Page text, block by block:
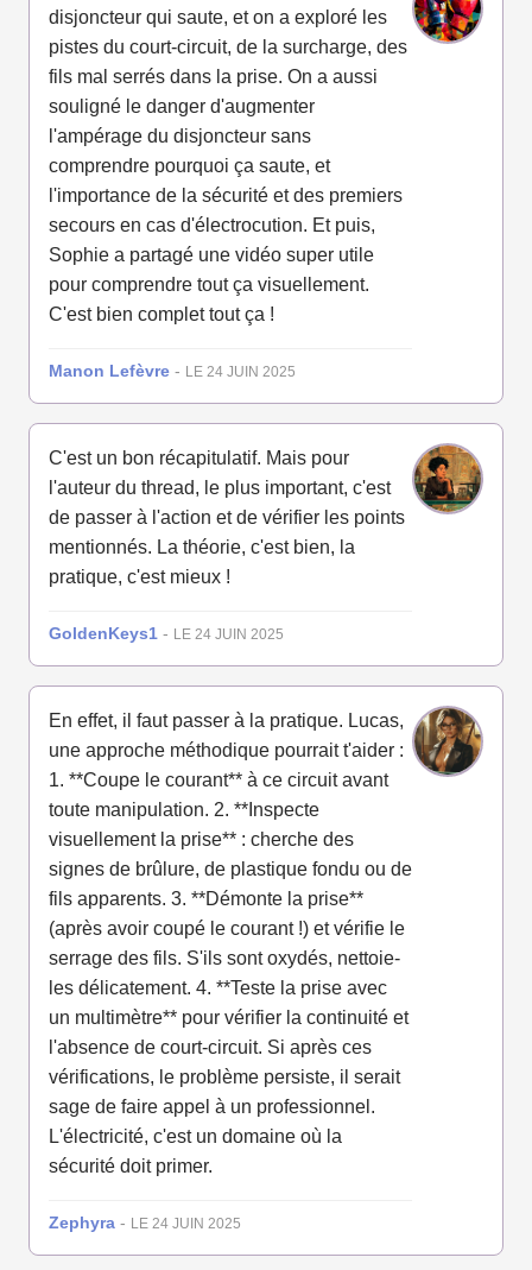
disjoncteur qui saute, et on a exploré les
pistes du court-circuit, de la surcharge, des
fils mal serrés dans la prise. On a aussi
souligné le danger d'augmenter
l'ampérage du disjoncteur sans
comprendre pourquoi ça saute, et
l'importance de la sécurité et des premiers
secours en cas d'électrocution. Et puis,
Sophie a partagé une vidéo super utile
pour comprendre tout ça visuellement.
C'est bien complet tout ça !
Manon Lefèvre - LE 24 JUIN 2025
C'est un bon récapitulatif. Mais pour
l'auteur du thread, le plus important, c'est
de passer à l'action et de vérifier les points
mentionnés. La théorie, c'est bien, la
pratique, c'est mieux !
GoldenKeys1 - LE 24 JUIN 2025
En effet, il faut passer à la pratique. Lucas,
une approche méthodique pourrait t'aider :
1. **Coupe le courant** à ce circuit avant
toute manipulation. 2. **Inspecte
visuellement la prise** : cherche des
signes de brûlure, de plastique fondu ou de
fils apparents. 3. **Démonte la prise**
(après avoir coupé le courant !) et vérifie le
serrage des fils. S'ils sont oxydés, nettoie-
les délicatement. 4. **Teste la prise avec
un multimètre** pour vérifier la continuité et
l'absence de court-circuit. Si après ces
vérifications, le problème persiste, il serait
sage de faire appel à un professionnel.
L'électricité, c'est un domaine où la
sécurité doit primer.
Zephyra - LE 24 JUIN 2025